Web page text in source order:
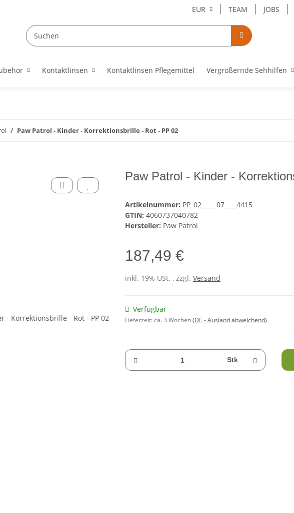
EUR TEAM JOBS
Kontaktlinsen Kontaktlinsen Pflegemittel Vergrößernde Sehhilfen
Paw Patrol - Kinder - Korrektionsbrille - Rot - PP 02
Paw Patrol - Kinder -
Artikelnummer: PP_02_____07____4415
GTIN: 4060737040782
Hersteller: Paw Patrol
187,49 €
inkl. 19% USt. , zzgl. Versand
Verfügbar
Lieferzeit:ca. 3 Wochen(DE - Ausland abweichend)
Stk